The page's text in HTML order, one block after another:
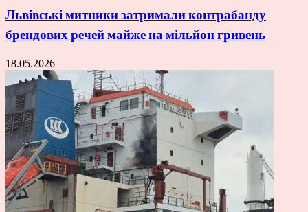
Львівські митники затримали контрабанду
брендових речей майже на мільйон гривень
18.05.2026